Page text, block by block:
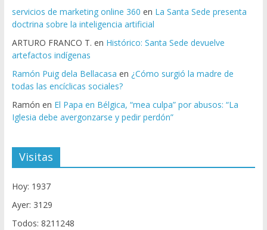
servicios de marketing online 360 en La Santa Sede presenta
doctrina sobre la inteligencia artificial
ARTURO FRANCO T. en Histórico: Santa Sede devuelve
artefactos indígenas
Ramón Puig dela Bellacasa en ¿Cómo surgió la madre de
todas las encíclicas sociales?
Ramón en El Papa en Bélgica, “mea culpa” por abusos: “La
Iglesia debe avergonzarse y pedir perdón”
Visitas
Hoy: 1937
Ayer: 3129
Todos: 8211248